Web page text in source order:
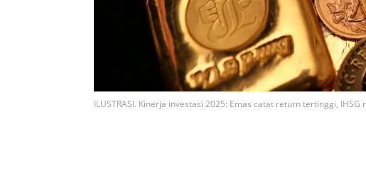
ILUSTRASI. Kinerja investasi 2025: Emas catat return tertinggi, IHSG